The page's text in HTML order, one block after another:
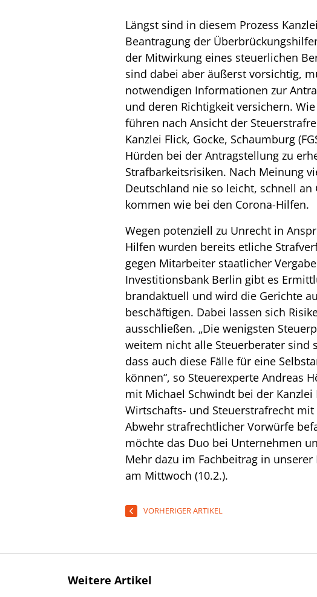
Längst sind in diesem Prozess
Beantragung der
der Mitwirkung eines steuerlichen
sind dabei aber äußerst vorsichtig,
notwendigen Informationen zur
und deren Richtigkeit versichern.
führen nach Ansicht der
Kanzlei Flick, Gocke, Schaumburg
Hürden bei der Antragstellung zu
Strafbarkeitsrisiken. Nach Meinung
Deutschland nie so leicht, schnell an
kommen wie bei den Corona-Hilfen.
Wegen potenziell zu Unrecht in
Hilfen wurden bereits etliche
gegen Mitarbeiter staatlicher
Investitionsbank Berlin gibt es
brandaktuell und wird die Gerichte
beschäftigen. Dabei lassen sich
ausschließen. „Die wenigsten
weitem nicht alle Steuerberater sind
dass auch diese Fälle für eine
können“, so Steuerexperte Andreas
mit Michael Schwindt bei der Kanzlei
Wirtschafts- und Steuerstrafrecht
Abwehr strafrechtlicher Vorwürfe
möchte das Duo bei Unternehmen
Mehr dazu im Fachbeitrag in unserer
am Mittwoch (10.2.).
VORHERIGER ARTIKEL
Weitere Artikel